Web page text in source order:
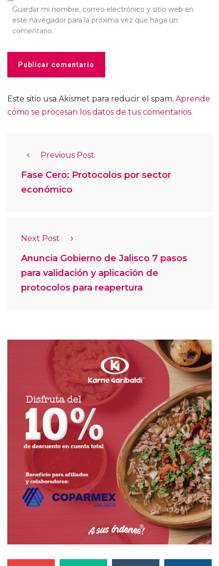
Guardar mi nombre, correo electrónico y sitio web en
este navegador para la próxima vez que haga un
comentario.
Este sitio usa Akismet para reducir el spam. Aprende
cómo se procesan los datos de tus comentarios.
Previous Post
Fase Cero: Protocolos por sector
económico
Next Post
Anuncia Gobierno de Jalisco 7 pasos
para validación y aplicación de
protocolos para reapertura